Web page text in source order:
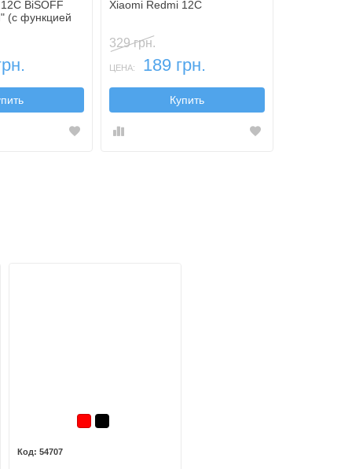
BiSOFF
(с функцией
Xiaomi Redmi 12C
329 грн.
ЦЕНА: 189 грн.
Купить
Красный
Черный
54707